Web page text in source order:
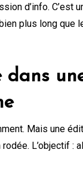
d’info. C’est
plus long que
dans
Mais une
L’objectif :